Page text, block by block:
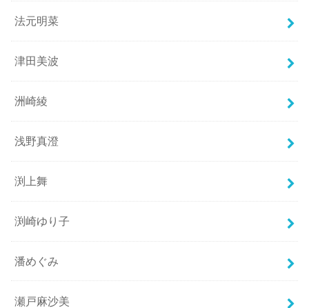
法元明菜
津田美波
洲崎綾
浅野真澄
渕上舞
渕崎ゆり子
潘めぐみ
瀬戸麻沙美